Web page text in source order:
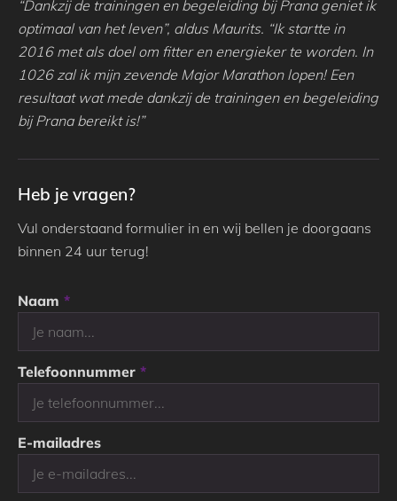
“Dankzij de trainingen en begeleiding bij Prana geniet ik
optimaal van het leven”, aldus Maurits. “Ik startte in
2016 met als doel om fitter en energieker te worden. In
1026 zal ik mijn zevende Major Marathon lopen! Een
resultaat wat mede dankzij de trainingen en begeleiding
bij Prana bereikt is!”
Heb je vragen?
Vul onderstaand formulier in en wij bellen je doorgaans
binnen 24 uur terug!
Naam *
Telefoonnummer *
E-mailadres